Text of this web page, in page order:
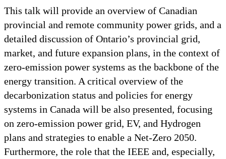
This talk will provide an overview of Canadian
provincial and remote community power grids, and a
detailed discussion of Ontario’s provincial grid,
market, and future expansion plans, in the context of
zero-emission power systems as the backbone of the
energy transition. A critical overview of the
decarbonization status and policies for energy
systems in Canada will be also presented, focusing
on zero-emission power grid, EV, and Hydrogen
plans and strategies to enable a Net-Zero 2050.
Furthermore, the role that the IEEE and, especially,